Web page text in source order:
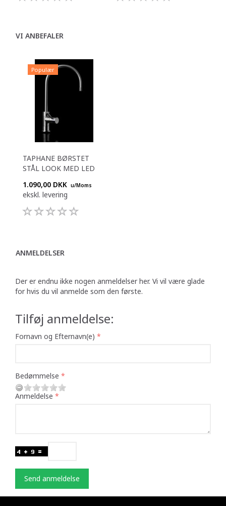
VI ANBEFALER
Populær
TAPHANE BØRSTET
STÅL LOOK MED LED
1.090,00 DKK u/Moms
ekskl. levering
ANMELDELSER
Der er endnu ikke nogen anmeldelser her. Vi vil være glade
for hvis du vil anmelde som den første.
Tilføj anmeldelse:
Fornavn og Efternavn(e)
Bedømmelse
Anmeldelse
Send anmeldelse